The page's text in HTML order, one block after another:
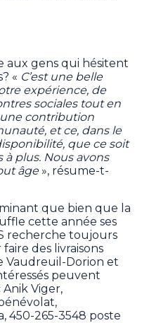
aux gens qui hésitent
« C’est une belle
expérience, de
sociales tout en
contribution
et ce, dans le
que ce soit
plus. Nous avons
âge», résume-t-
que bien que la
cette année ses
recherche toujours
des livraisons
Vaudreuil-Dorion et
peuvent
Viger,
450-265-3548 poste